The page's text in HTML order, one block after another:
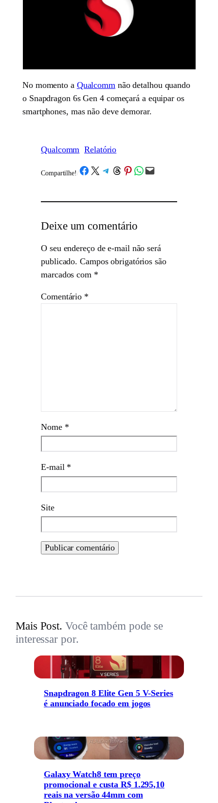
No momento a Qualcomm não detalhou quando
o Snapdragon 6s Gen 4 começará a equipar os
smartphones, mas não deve demorar.
Qualcomm Relatório
Compartilhe! /Share on Facebook
Share on X Share on Telegram
Share on Threads
Share on Pinterest
Share on WhatsApp
Email this Page
Deixe um comentário
O seu endereço de e-mail não será
publicado. Campos obrigatórios são
marcados com *
Comentário *
Nome *
E-mail *
Site
Mais Post. Você também pode se
interessar por.
Snapdragon 8 Elite Gen 5 V-Series
é anunciado focado em jogos
Galaxy Watch8 tem preço
promocional e custa R$ 1.295,10
reais na versão 44mm com